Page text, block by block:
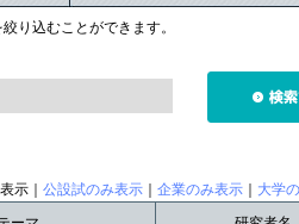
り込むことができます。
示｜ 公設試のみ表示 企業のみ表示
大学